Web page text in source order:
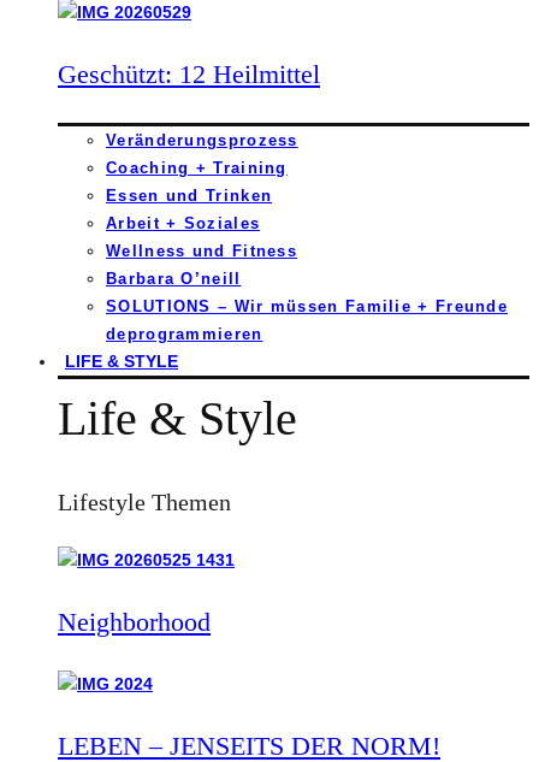
Geschützt: 12 Heilmittel
Veränderungsprozess
Coaching + Training
Essen und Trinken
Arbeit + Soziales
Wellness und Fitness
Barbara O’neill
SOLUTIONS – Wir müssen Familie + Freunde
deprogrammieren
LIFE & STYLE
Life & Style
Lifestyle Themen
Neighborhood
LEBEN – JENSEITS DER NORM!